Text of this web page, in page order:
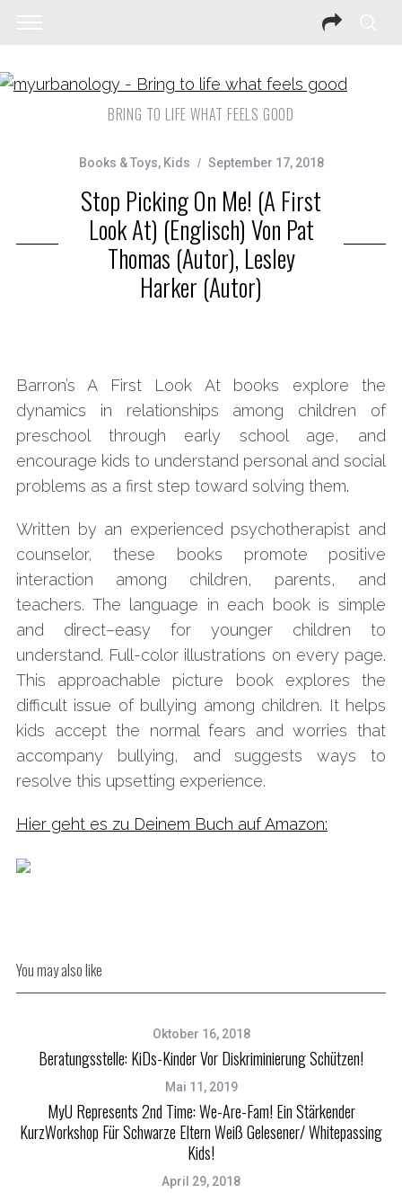
BRING TO LIFE WHAT FEELS GOOD
Books & Toys, Kids September 17, 2018
Stop Picking On Me! (A First
Look At) (Englisch) Von Pat
Thomas (Autor), Lesley
Harker (Autor)
Barron’s A First Look At books explore the
dynamics in relationships among children of
preschool through early school age, and
encourage kids to understand personal and social
problems as a first step toward solving them.
Written by an experienced psychotherapist and
counselor, these books promote positive
interaction among children, parents, and
teachers. The language in each book is simple
and direct–easy for younger children to
understand. Full-color illustrations on every page.
This approachable picture book explores the
difficult issue of bullying among children. It helps
kids accept the normal fears and worries that
accompany bullying, and suggests ways to
resolve this upsetting experience.
Hier geht es zu Deinem Buch auf Amazon:
You may also like
Oktober 16, 2018
Beratungsstelle: KiDs-Kinder Vor Diskriminierung Schützen!
Mai 11, 2019
MyU Represents 2nd Time: We-Are-Fam! Ein Stärkender
KurzWorkshop Für Schwarze Eltern Weiß Gelesener/ Whitepassing
Kids!
April 29, 2018